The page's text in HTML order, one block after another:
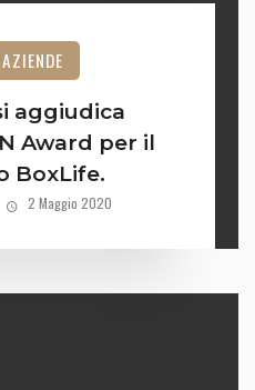
aggiudica
Award per il
BoxLife.
2 Maggio 2020